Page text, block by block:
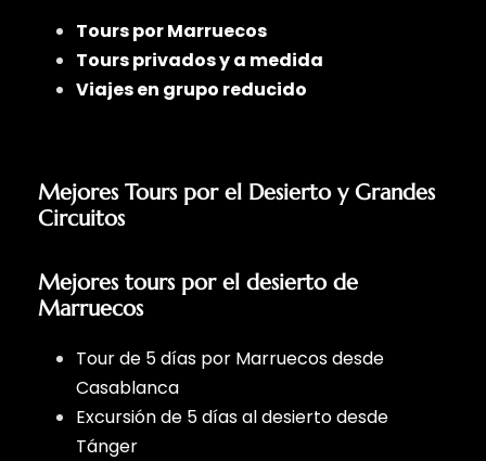
Tours por Marruecos
Tours privados y a medida
Viajes en grupo reducido
Mejores Tours por el Desierto y Grandes
Circuitos
Mejores tours por el desierto de
Marruecos
Tour de 5 días por Marruecos desde
Casablanca
Excursión de 5 días al desierto desde
Tánger